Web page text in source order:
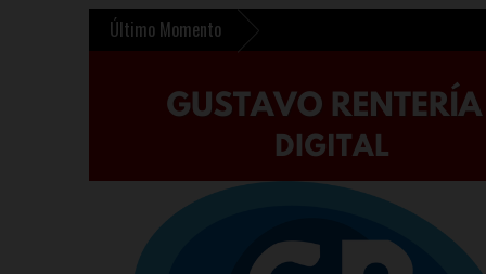
Último Momento